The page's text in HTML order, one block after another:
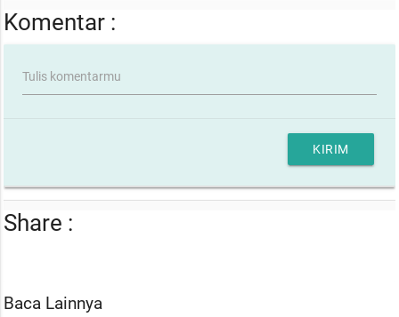
Komentar :
Tulis komentarmu
KIRIM
Share :
Baca Lainnya